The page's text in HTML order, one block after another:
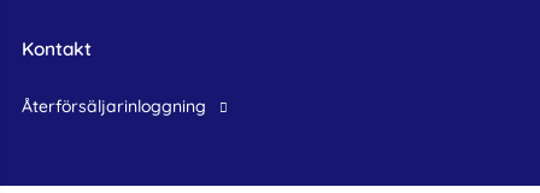
Kontakt
återförsäljarinloggning